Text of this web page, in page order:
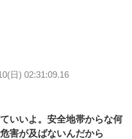
日) 02:31:09.16
いいよ。安全地帯からな何
害が及ばないんだから